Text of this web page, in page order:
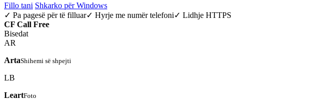
Fillo tani Shkarko për Windows
✓ Pa pagesë për të filluar✓ Hyrje me numër telefoni✓ Lidhje HTTPS
CF Call Free
Bisedat
AR
ArtaShihemi së shpejti
LB
LeartFoto